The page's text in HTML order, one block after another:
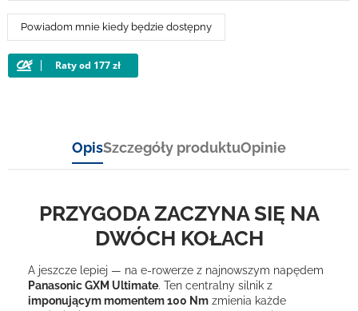
OpisSzczegóły produktuOpinie
PRZYGODA ZACZYNA SIĘ NA
DWÓCH KOŁACH
A jeszcze lepiej — na e-rowerze z najnowszym napędem
Panasonic GXM Ultimate. Ten centralny silnik z
imponującym momentem 100 Nmzmienia każde